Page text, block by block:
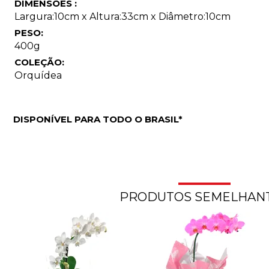
DIMENSÕES :
Largura:10cm x Altura:33cm x Diâmetro:10cm
PESO:
400g
COLEÇÃO:
Orquídea
DISPONÍVEL PARA TODO O BRASIL*
PRODUTOS